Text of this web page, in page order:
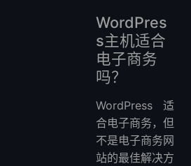
WordPres
s主机适合
电子商务
吗？
WordPress适
合电子商务，但
不是电子商务网
站的最佳解决方